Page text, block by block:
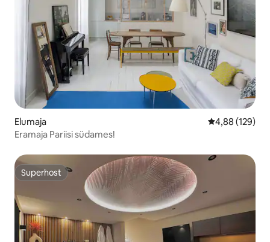
Elumaja Keskmine
4,88 (129)
Eramaja Pariisi südames!
Superhost
Superhost